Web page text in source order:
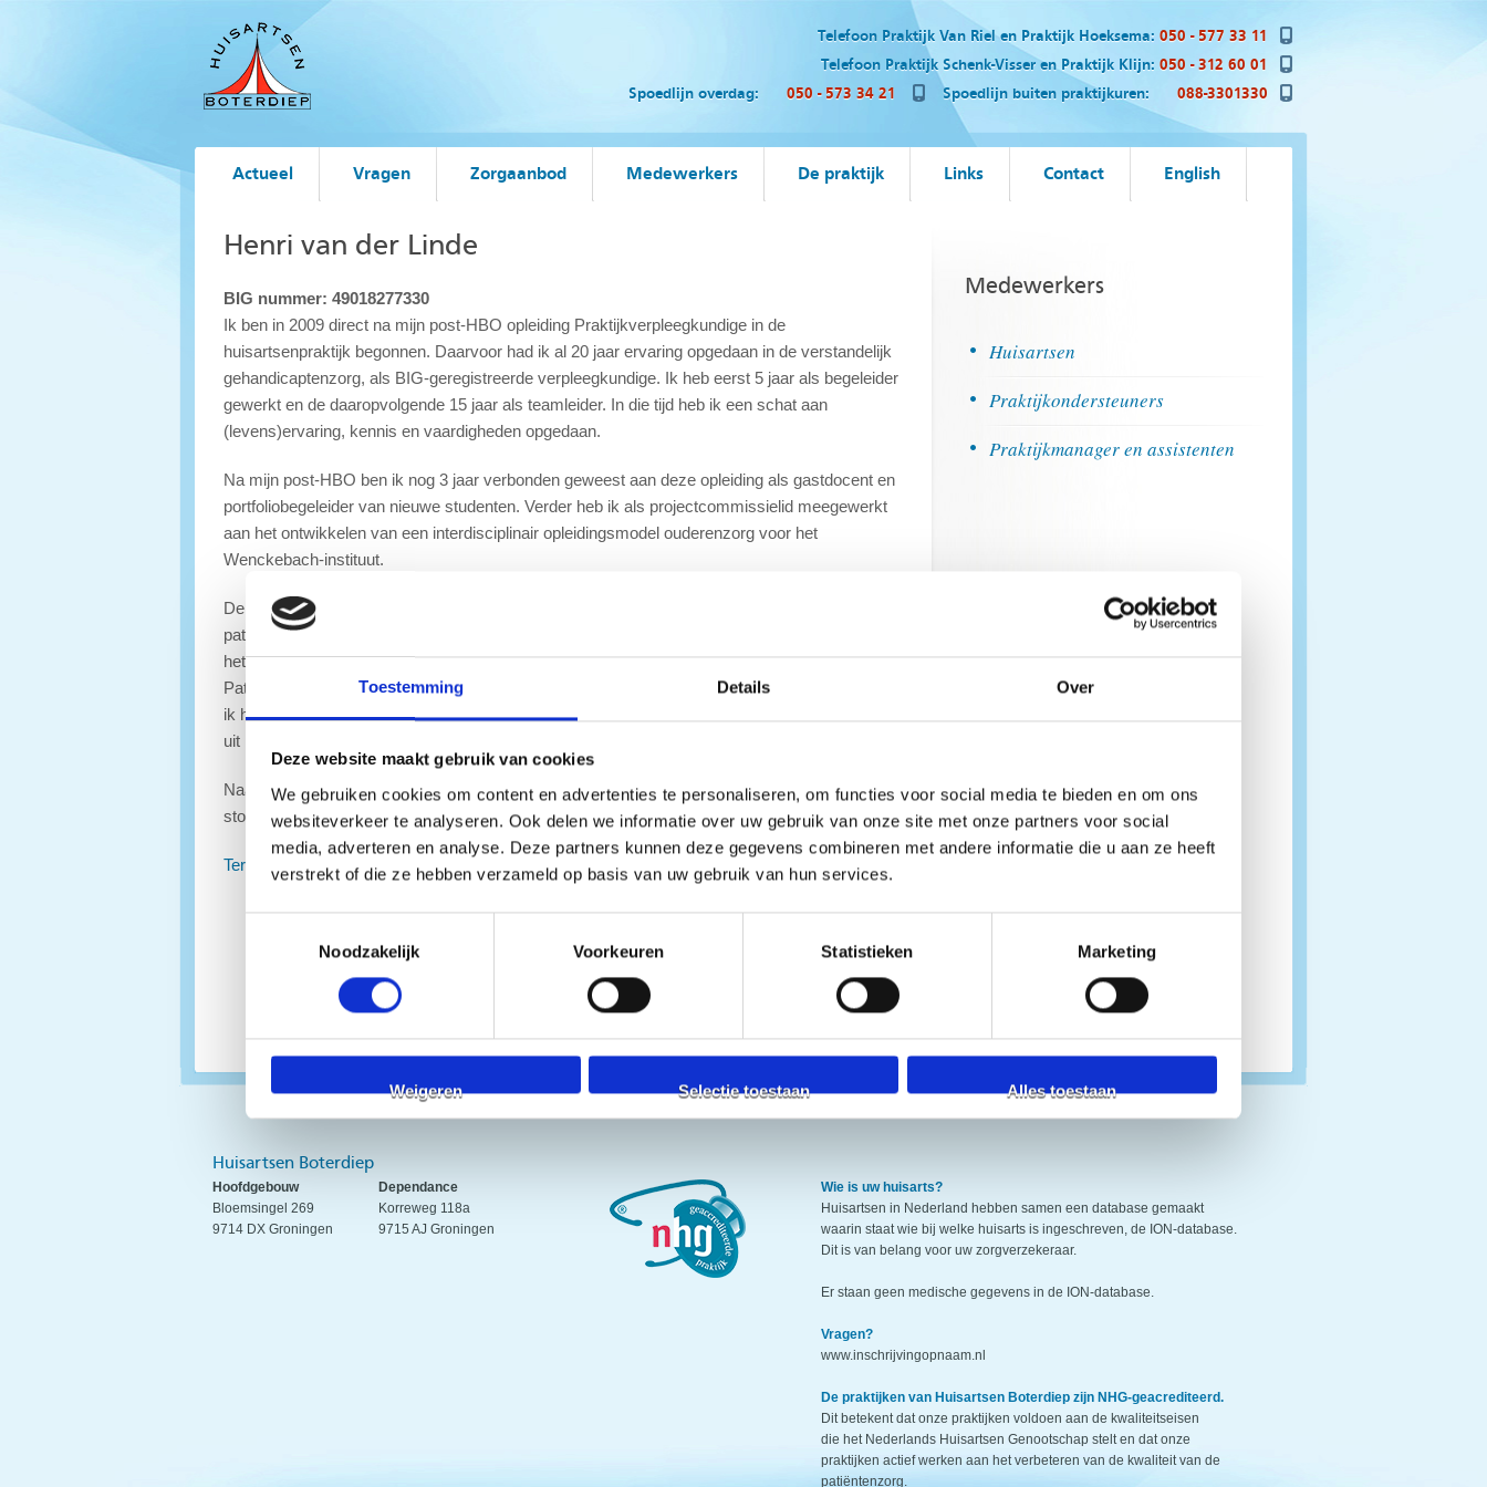
Toestemming Details Over
Deze website maakt gebruik van cookies
We gebruiken cookies om content en advertenties te personaliseren, om functies voor social media te bieden en om ons
websiteverkeer te analyseren. Ook delen we informatie over uw gebruik van onze site met onze partners voor social
media, adverteren en analyse. Deze partners kunnen deze gegevens combineren met andere informatie die u aan ze heeft
verstrekt of die ze hebben verzameld op basis van uw gebruik van hun services.
Noodzakelijk
Voorkeuren Statistieken Marketing
Weigeren Selectie toestaan Alles toestaan
Telefoon Praktijk Van Riel en Praktijk Hoeksema: 050 - 577 33 11
Telefoon Praktijk Schenk-Visser en Praktijk Klijn: 050 - 312 60 01
Spoedlijn overdag:
050 - 573 34 21 Spoedlijn buiten praktijkuren: 088-3301330
Actueel Vragen Zorgaanbod Medewerkers De praktijk Links Contact English
Henri van der Linde
BIG nummer: 49018277330
Ik ben in 2009 direct na mijn post-HBO opleiding Praktijkverpleegkundige in de
huisartsenpraktijk begonnen. Daarvoor had ik al 20 jaar ervaring opgedaan in de verstandelijk
gehandicaptenzorg, als BIG-geregistreerde verpleegkundige. Ik heb eerst 5 jaar als begeleider
gewerkt en de daaropvolgende 15 jaar als teamleider. In die tijd heb ik een schat aan
(levens)ervaring, kennis en vaardigheden opgedaan.
Na mijn post-HBO ben ik nog 3 jaar verbonden geweest aan deze opleiding als gastdocent en
portfoliobegeleider van nieuwe studenten. Verder heb ik als projectcommissielid meegewerkt
aan het ontwikkelen van een interdisciplinair opleidingsmodel ouderenzorg voor het
Wenckebach-instituut.
De officiële naam voor mijn functie is praktijkondersteuner, maar zelf noem ik het liever
patiëntondersteuner. Ik probeer mensen zo goed mogelijk te begeleiden en te ondersteunen bij
het leren omgaan met een chronische ziekte, zoals diabetes, hart- en vaatziekten of COPD.
Patiënten hebben volgens mij namelijk zelf invloed op het verloop van hun ziekte, en daar help
ik hen graag zoveel mogelijk bij. De laatste jaren breidt mijn aandachtsgebied zich steeds meer
uit richting de zorg voor ouderen.
Naast bovengenoemde ondersteuning kunnen patiënten ook bij mij terecht voor hulp bij het
stoppen met roken.
Terug naar overzicht
Medewerkers
Huisartsen
Praktijkondersteuners
Praktijkmanager en assistenten
Huisartsen Boterdiep
Hoofdgebouw
Bloemsingel 269
9714 DX Groningen
Dependance
Korreweg 118a
9715 AJ Groningen
Wie is uw huisarts?
Huisartsen in Nederland hebben samen een database gemaakt
waarin staat wie bij welke huisarts is ingeschreven, de ION-database.
Dit is van belang voor uw zorgverzekeraar.
Er staan geen medische gegevens in de ION-database.
Vragen?
www.inschrijvingopnaam.nl
De praktijken van Huisartsen Boterdiep zijn NHG-geacrediteerd.
Dit betekent dat onze praktijken voldoen aan de kwaliteitseisen
die het Nederlands Huisartsen Genootschap stelt en dat onze
praktijken actief werken aan het verbeteren van de kwaliteit van de
patiëntenzorg.